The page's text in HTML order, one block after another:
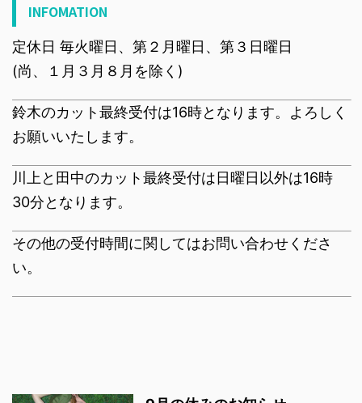
INFOMATION
定休日 毎火曜日、第２月曜日、第３日曜日
(尚、１月３月８月を除く)
鈴木のカット最終受付は16時となります。よろしく
お願いいたします。
川上と田中のカット最終受付は日曜日以外は16時
30分となります。
その他の受付時間に関してはお問い合わせくださ
い。